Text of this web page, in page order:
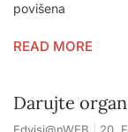
povišena
READ MORE
Darujte